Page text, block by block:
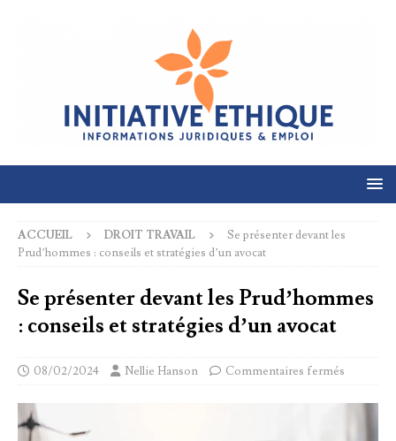
ACCUEIL DROIT TRAVAIL
Se présenter devant les
Prud’hommes : conseils et stratégies d’un avocat
Se présenter devant les Prud’hommes
: conseils et stratégies d’un avocat
08/02/2024 Nellie Hanson Commentaires fermés